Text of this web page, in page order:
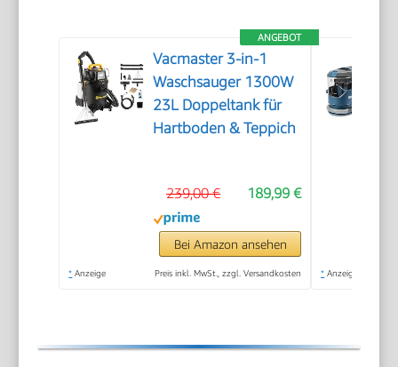
ANGEBOT
Vacmaster 3-in-1
Waschsauger 1300W
23L Doppeltank für
Hartboden & Teppich
189,99 €
239,00 €
Bei Amazon ansehen
* Anzeige Preis inkl. MwSt., zzgl. Versandkosten * Anzeige